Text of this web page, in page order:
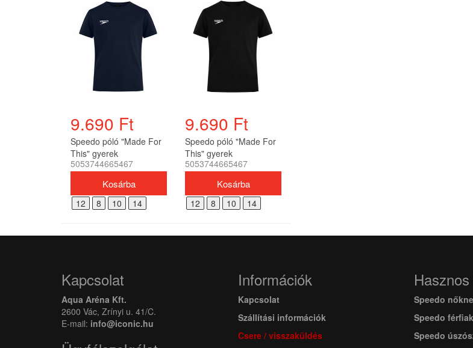
9.690 Ft
Speedo póló "Made For
This" gyerek
5053744665467
12 8 10 14
9.690 Ft
Speedo póló "Made For
This" gyerek
5053744665467
12 8 10 14
Kapcsolat
Aqua Aréna Kft.
2600 Vác, Zrínyi u. 41/C.
E-mail: info@iconic.hu
Információk
Kapcsolat
Szállítási információk
Csere / visszaküldés
Speedo
Speedo
Speedo